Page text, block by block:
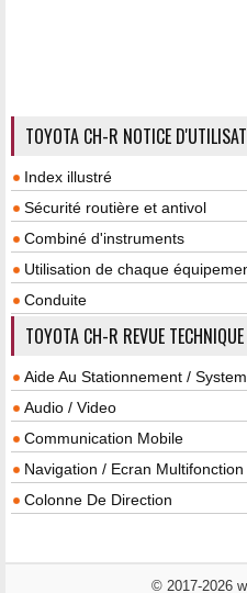
TOYOTA CH-R NOTICE
Index illustré
Sécurité routière et antivol
Combiné d'instruments
Utilisation de chaque
Conduite
TOYOTA CH-R REVUE TECHNIQUE
Aide Au Stationnement /
Audio / Video
Communication Mobile
Navigation / Ecran Multifonction
Colonne De Direction
© 2017-2026